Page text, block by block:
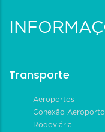
Transporte
Aeroportos
Conexão Aeroporto
Rodoviária